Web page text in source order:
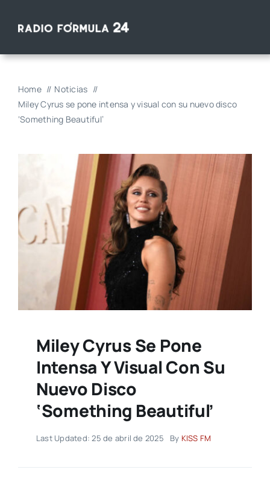
Home
Noticias
Miley Cyrus se pone intensa y visual con su nuevo disco
‘Something Beautiful’
Miley Cyrus Se Pone
Intensa Y Visual Con Su
Nuevo Disco
‘Something Beautiful’
Last Updated: 25 de abril de 2025 By KISS FM